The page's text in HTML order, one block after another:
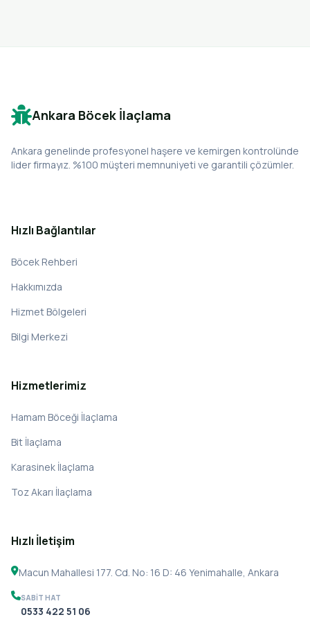
Ankara Böcek İlaçlama
Ankara genelinde profesyonel haşere ve kemirgen kontrolünde
lider firmayız. %100 müşteri memnuniyeti ve garantili çözümler.
Hızlı Bağlantılar
Böcek Rehberi
Hakkımızda
Hizmet Bölgeleri
Bilgi Merkezi
Hizmetlerimiz
Hamam Böceği İlaçlama
Bit İlaçlama
Karasinek İlaçlama
Toz Akarı İlaçlama
Hızlı İletişim
Macun Mahallesi 177. Cd. No: 16 D: 46 Yenimahalle, Ankara
SABIT HAT
0533 422 51 06